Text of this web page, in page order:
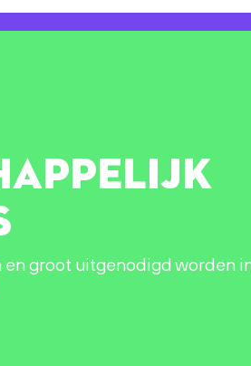
en groot uitgenodigd worden